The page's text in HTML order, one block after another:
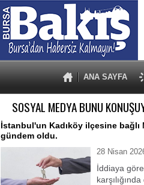
ANA SAYFA
SOSYAL MEDYA BUNU
İstanbul'un Kadıköy ilçesine
gündem oldu.
28 Nisan
İddiaya